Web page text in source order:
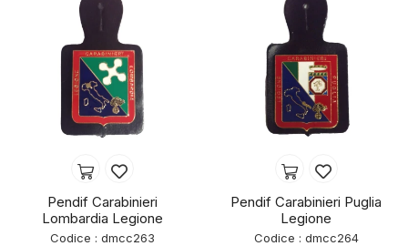
Pendif Carabinieri
Lombardia Legione
Codice : dmcc263
Pendif Carabinieri Puglia
Legione
Codice : dmcc264